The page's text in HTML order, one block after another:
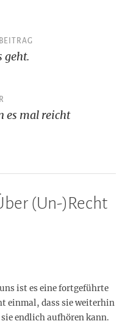
geht.
es mal reicht
(Un-)Recht
ist es eine fortgeführte
einmal, dass sie weiterhin
endlich aufhören kann.